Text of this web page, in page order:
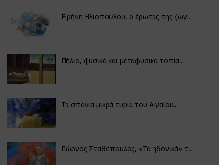
Ειρήνη Ηλιοπούλου, ο έρωτας της ζωγ...
Πήλιο, φυσικά και μεταφυσικά τοπία...
Τα σπάνια μικρά τυριά του Αιγαίου...
Γιώργος Σταθόπουλος, «Τα ηδονικά» τ...